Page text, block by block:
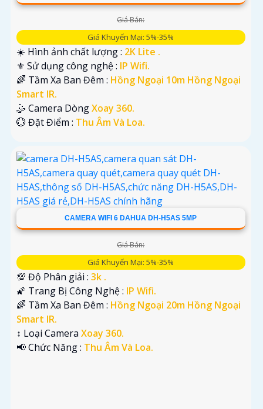
Giá Bán:
Giá Khuyến Mại: 5%-35%
☀️ Hình ảnh chất lượng : 2K Lite .
⚜️ Sử dụng công nghệ : IP Wifi.
🌈 Tầm Xa Ban Đêm : Hồng Ngoại 10m Hồng Ngoại
Smart IR.
🤹 Camera DòngXoay 360.
️💮 Đặt Điểm : Thu Âm Và Loa.
CAMERA WIFI 6 DAHUA DH-H5AS 5MP
Giá Bán:
Giá Khuyến Mại: 5%-35%
💯 Độ Phân giải : 3k .
🌠 Trang Bị Công Nghệ : IP Wifi.
🌈 Tầm Xa Ban Đêm : Hồng Ngoại 20m Hồng Ngoại
Smart IR.
↕️ Loại Camera Xoay 360.
️📢 Chức Năng : Thu Âm Và Loa.